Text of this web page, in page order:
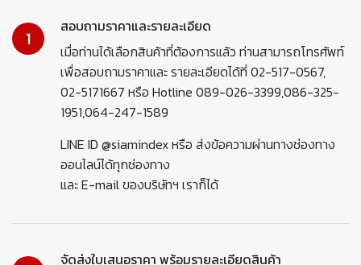
1
สอบถามราคาและรายละเอียด
เมื่อท่านได้เลือกสินค้าที่ต้องการแล้ว ท่านสามารถโทรศัพท์
เพื่อสอบถามราคาและ รายละเอียดได้ที่ 02-517-0567,
02-5171667 หรือ Hotline 089-026-3399,086-325-
1951,064-247-1589
LINE ID @siamindex หรือ ส่งข้อความผ่านทางช่องทาง
ออนไลน์ได้ทุกช่องทาง
และ E-mail ของบริษัทฯ เราก็ได้
จัดส่งใบเสนอราคา พร้อมรายละเอียดสินค้า